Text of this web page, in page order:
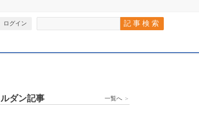
ログイン
ダン記事 一覧へ ＞